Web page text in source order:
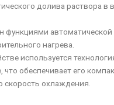
долива раствора в
функциями автоматической
нагрева.
используется
что обеспечивает его
скорость охлаждения.